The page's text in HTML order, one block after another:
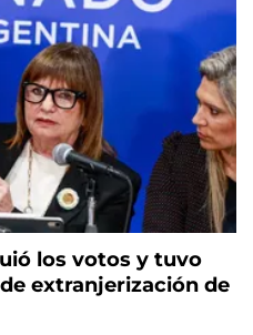
los votos y tuvo
extranjerización de